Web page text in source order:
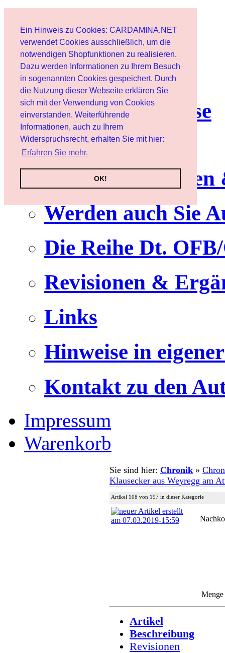
Ein Hinweis zu Cookies: CARDAMINA.NET
verwendet Cookies ausschließlich, um die
notwendigen Shopfunktionen zu realisieren.
Dazu werden Informationen zu Ihrem Besuch
in sogenannten Cookies gespeichert. Durch
die Nutzung dieser Webseite erklären Sie
sich mit der Verwendung von Cookies
einverstanden. Weiterführende
Informationen, auch zu Ihrem
Widerspruchsrecht, erhalten Sie mit hier:
Erfahren Sie mehr.
OK!
Benutzer
Newsletter
Nutzungshinweise
Service
Werden auch Sie
Die Reihe Dt.
Revisionen &
Links
Hinweise in
Kontakt zu den
Impressum
Warenkorb
Sie sind hier: Chronik »
Klausecker aus Weyregg am
Artikel 108 von 197 in dieser Kategorie
Menge
Artikel
Beschreibung
Revisionen